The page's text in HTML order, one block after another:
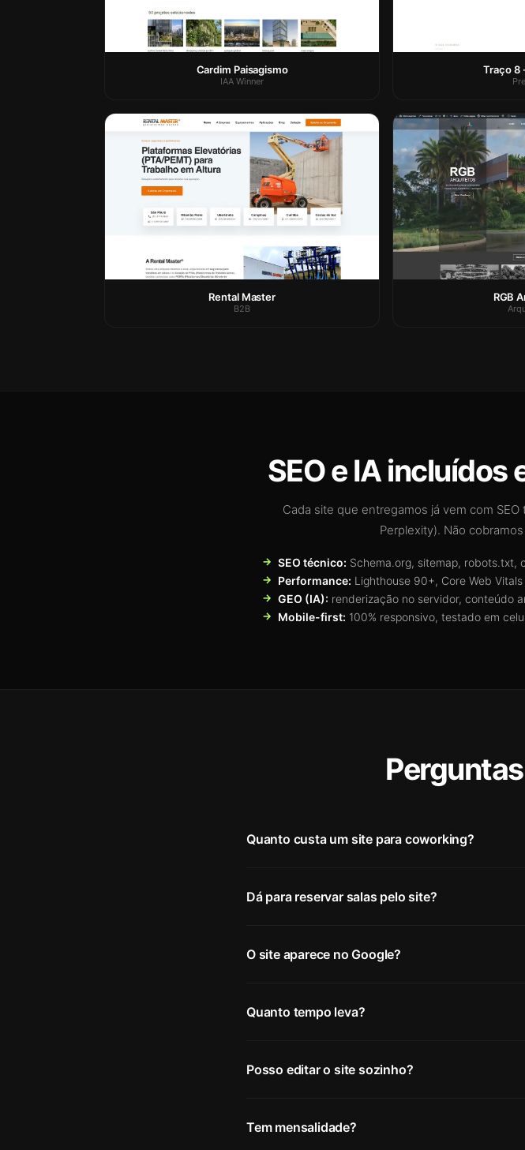
Cardim Paisagismo
IAA Winner
Traço 8
Rental Master
B2B
RGB
SEO e IA
Cada site que entregamos já vem com
Perplexity). Não
SEO técnico: Schema.org, sitemap, robots.txt,
Performance: Lighthouse 90+, Core Web
GEO (IA): renderização no servidor, conteúdo
Mobile-first: 100% responsivo, testado em
Quanto custa um site para coworking?
Dá para reservar salas pelo site?
O site aparece no Google?
Quanto tempo leva?
Posso editar o site sozinho?
Tem mensalidade?